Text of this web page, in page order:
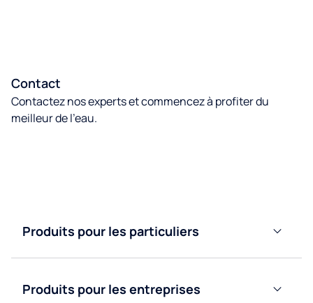
Contact
Contactez nos experts et commencez à profiter du
meilleur de l’eau.
Produits pour les particuliers
Adoucisseurs
Purificateurs
Produits pour les entreprises